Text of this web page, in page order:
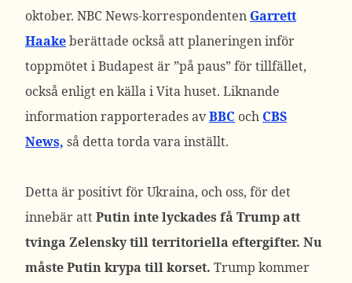
oktober. NBC News-korrespondenten Garrett
Haakeberättade också att planeringen inför
toppmötet i Budapest är ”på paus” för tillfället,
också enligt en källa i Vita huset. Liknande
information rapporterades avBBC och CBS
News, så detta torda vara inställt.
Detta är positivt för Ukraina, och oss, för det
innebär attPutin inte lyckades få Trump att
tvinga Zelensky till territoriella eftergifter. Nu
måste Putin krypa till korset. Trump kommer